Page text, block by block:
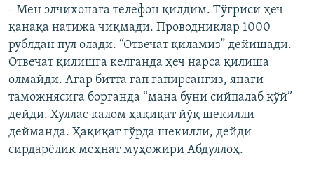
- Мен элчихонага телефон қилдим. Тўғриси ҳеч
қанақа натижа чиқмади. Проводниклар 1000
рублдан пул олади. “Отвечат қиламиз” дейишади.
Отвечат қилишга келганда ҳеч нарса қилиша
олмайди. Агар битта гап гапирсангиз, янаги
таможнясига борганда “мана буни сийпалаб қўй”
дейди. Хуллас калом ҳақиқат йўқ шекилли
дейманда. Ҳақиқат гўрда шекилли, дейди
сирдарëлик меҳнат муҳожири Абдуллоҳ.